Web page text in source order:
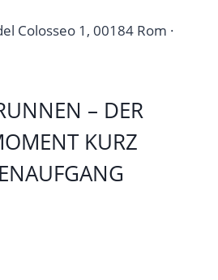
Colosseo 1, 00184 Rom ·
– DER
KURZ